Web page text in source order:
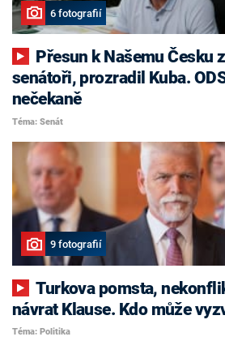
6 fotografií
senátoři, prozradil Kuba.
nečekaně
Téma: Senát
9 fotografií
Turkova pomsta, nekonfliktní Havlíček i
návrat Klause. Kdo může
Téma: Politika